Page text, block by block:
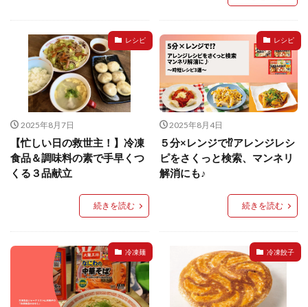
レシピ
2025年8月7日
【忙しい日の救世主！】冷凍
食品＆調味料の素で手早くつ
くる３品献立
続きを読む
レシピ
2025年8月4日
５分×レンジで⁉アレンジレシ
ピをさくっと検索、マンネリ
解消にも♪
続きを読む
冷凍麺 冷凍餃子
キッチンSCM
クリスピーひとくち餃子
クリスマス
せいろ
エビチリ イベント
たれ
Strategic Cooking Management
bibigo
ESG
Global menu
Instagram SDGs SNS
X
イートアンドの仕事
アウトドア
アヒージョ
アレルギー
アレルゲン
アレンジ
アレンジレシピ
セカンド冷凍庫
冷凍食品ジャーナリスト山本純子の『冷凍食品のはなし』
冷凍から揚げ
冷凍やけ
冷凍ラーメン
冷凍弁当
冷凍焼売
冷凍食品ライフハック
冷凍食品豆知識
冷凍餃子
冷凍麺 品質管理
問い合わせ